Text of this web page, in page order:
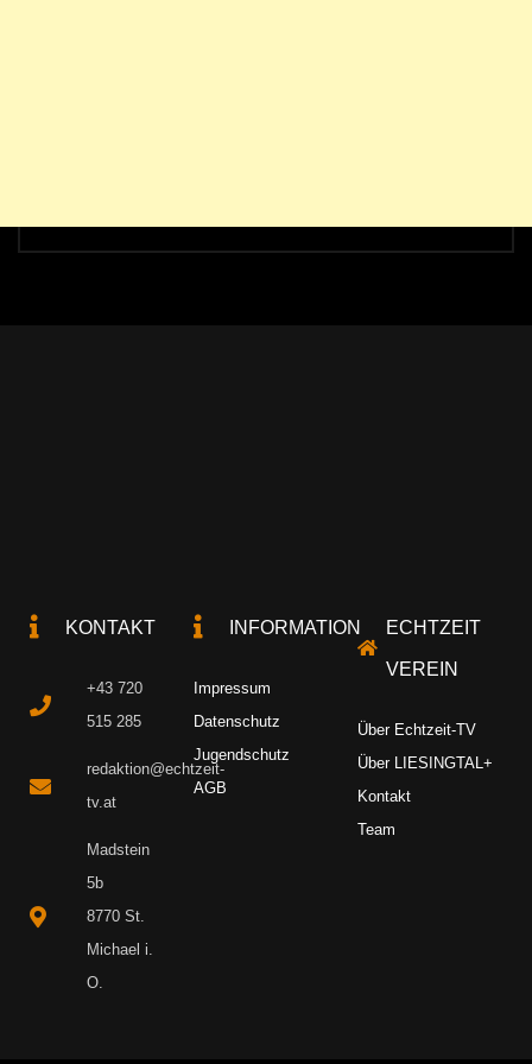
KONTAKT
+43 720
515 285
redaktion@echtzeit-
tv.at
Madstein
5b
8770 St.
Michael i.
O.
INFORMATION
Impressum
Datenschutz
Jugendschutz
AGB
ECHTZEIT
VEREIN
Über Echtzeit-TV
Über LIESINGTAL+
Kontakt
Team